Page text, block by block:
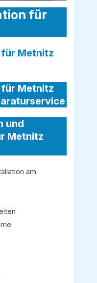
für
Metnitz
Metnitz
und
Metnitz
am